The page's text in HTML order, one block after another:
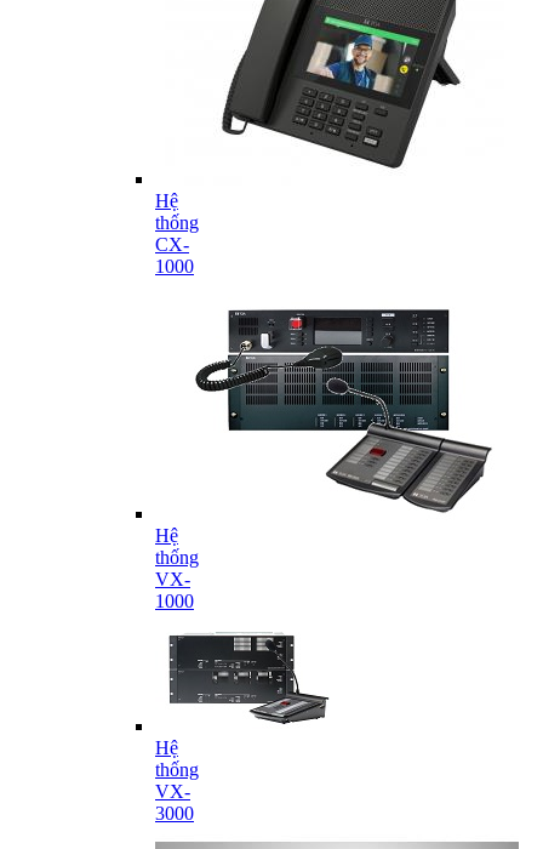
Hệ
thống
CX-
1000
Hệ
thống
VX-
1000
Hệ
thống
VX-
3000